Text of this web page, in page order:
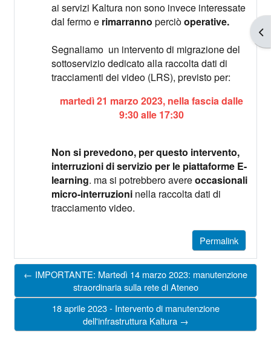
ai servizi Kaltura non sono invece interessate
dal fermo e rimarranno perciòoperative.
Segnaliamo un intervento di migrazione del
sottoservizio dedicato alla raccolta dati di
tracciamenti dei video (LRS), previsto per:
martedì 21 marzo 2023, nella fascia dalle
9:30 alle 17:30
Non si prevedono, per questo intervento,
interruzioni di servizio per le piattaforme E-
learning. ma si potrebbero avereoccasionali
micro-interruzioni nella raccolta dati di
tracciamento video.
Permalink
← IMPORTANTE: Martedì 14 marzo 2023: manutenzione
straordinaria sulla rete di Ateneo
18 aprile 2023 - Intervento di manutenzione
dell'infrastruttura Kaltura →